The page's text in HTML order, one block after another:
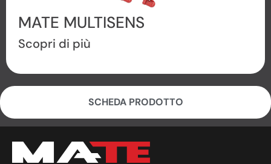
SCHEDA PRODOTTO
MATE MULTISENS
Scopri di più